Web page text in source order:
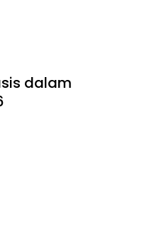
dalam